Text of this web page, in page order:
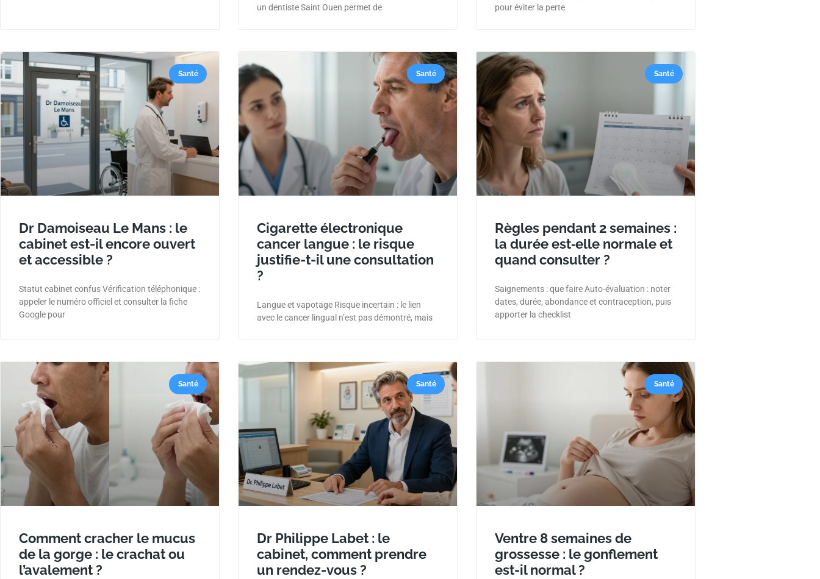
un dentiste Saint Ouen permet de
pour éviter la perte
Santé
Dr Damoiseau Le Mans : le
cabinet est-il encore ouvert
et accessible ?
Statut cabinet confus Vérification téléphonique :
appeler le numéro officiel et consulter la fiche
Google pour
Santé
Cigarette électronique
cancer langue : le risque
justifie-t-il une consultation
?
Langue et vapotage Risque incertain : le lien
avec le cancer lingual n’est pas démontré, mais
Santé
Règles pendant 2 semaines :
la durée est‑elle normale et
quand consulter ?
Saignements : que faire Auto-évaluation : noter
dates, durée, abondance et contraception, puis
apporter la checklist
Santé
Comment cracher le mucus
de la gorge : le crachat ou
l’avalement ?
Santé
Dr Philippe Labet : le
cabinet, comment prendre
un rendez-vous ?
Santé
Ventre 8 semaines de
grossesse : le gonflement
est-il normal ?